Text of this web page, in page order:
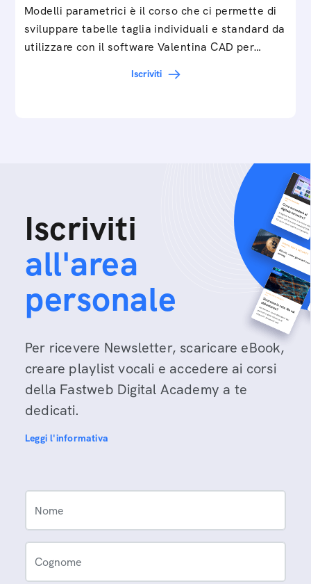
Modelli parametrici è il corso che ci permette di
sviluppare tabelle taglia individuali e standard da
utilizzare con il software Valentina CAD per…
Iscriviti
Iscriviti
all'area
personale
Per ricevere Newsletter, scaricare eBook,
creare playlist vocali e accedere ai corsi
della Fastweb Digital Academy a te
dedicati.
Leggi l'informativa
Nome
Cognome